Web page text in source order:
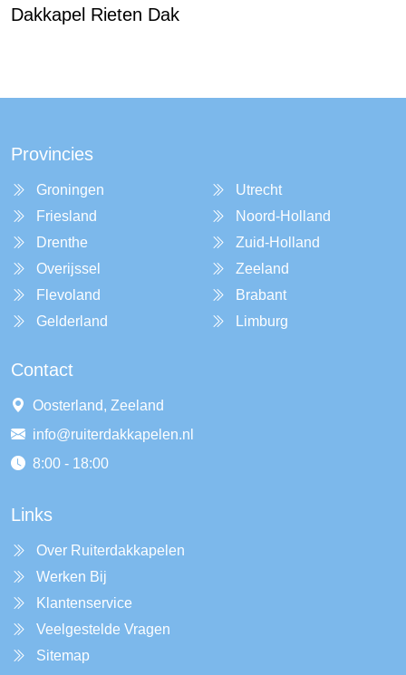
Dakkapel Rieten Dak
Provincies
Groningen
Friesland
Drenthe
Overijssel
Flevoland
Gelderland
Utrecht
Noord-Holland
Zuid-Holland
Zeeland
Brabant
Limburg
Contact
Oosterland, Zeeland
info@ruiterdakkapelen.nl
8:00 - 18:00
Links
Over Ruiterdakkapelen
Werken Bij
Klantenservice
Veelgestelde Vragen
Sitemap